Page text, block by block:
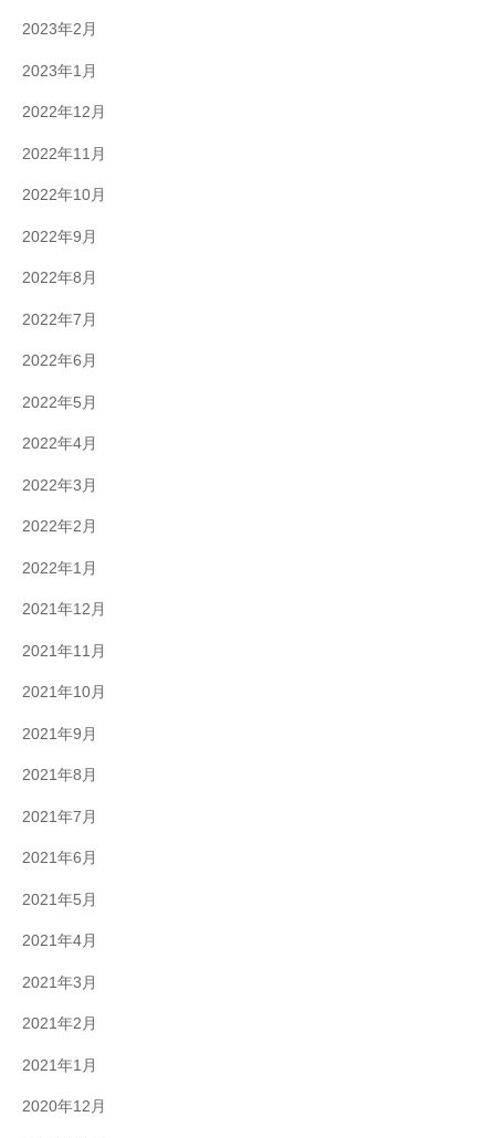
2023年2月
2023年1月
2022年12月
2022年11月
2022年10月
2022年9月
2022年8月
2022年7月
2022年6月
2022年5月
2022年4月
2022年3月
2022年2月
2022年1月
2021年12月
2021年11月
2021年10月
2021年9月
2021年8月
2021年7月
2021年6月
2021年5月
2021年4月
2021年3月
2021年2月
2021年1月
2020年12月